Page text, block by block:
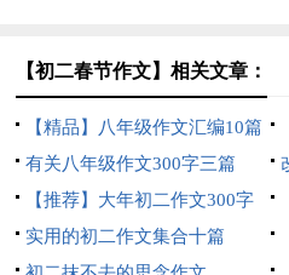
【初二春节作文】相关文章：
【精品】八年级作文汇编10篇
有关八年级作文300字三篇
【推荐】大年初二作文300字
四篇
实用的初二作文集合十篇